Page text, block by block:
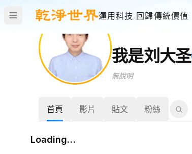
運用科技 回歸傳統價值
我是刘大圣
無說明
首頁 影片 貼文 粉絲
Loading…